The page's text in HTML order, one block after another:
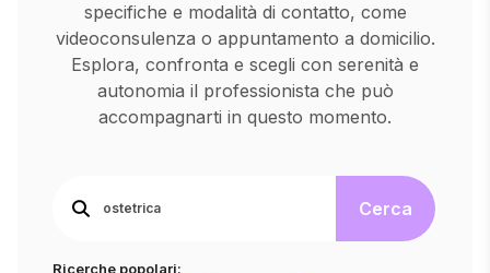
specifiche e modalità di contatto, come
videoconsulenza o appuntamento a domicilio.
Esplora, confronta e scegli con serenità e
autonomia il professionista che può
accompagnarti in questo momento.
Cerca
Ricerche popolari: